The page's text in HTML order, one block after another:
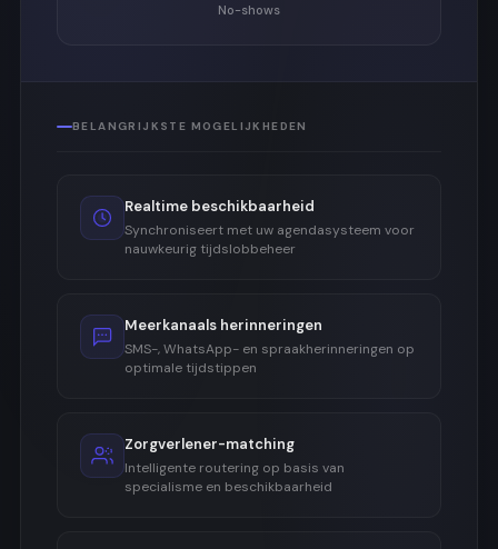
No-shows
BELANGRIJKSTE MOGELIJKHEDEN
Realtime beschikbaarheid
Synchroniseert met uw agendasysteem voor
nauwkeurig tijdslobbeheer
Meerkanaals herinneringen
SMS-, WhatsApp- en spraakherinneringen op
optimale tijdstippen
Zorgverlener-matching
Intelligente routering op basis van
specialisme en beschikbaarheid